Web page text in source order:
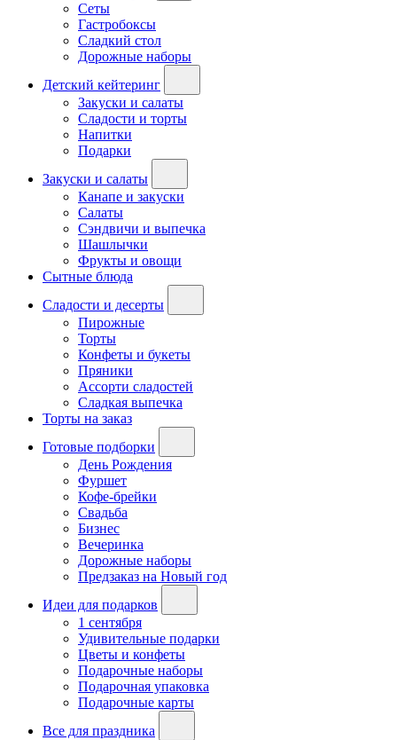
Сеты
Гастробоксы
Сладкий стол
Дорожные наборы
Детский кейтеринг
Закуски и салаты
Сладости и торты
Напитки
Подарки
Закуски и салаты
Канапе и закуски
Салаты
Сэндвичи и выпечка
Шашлычки
Фрукты и овощи
Сытные блюда
Сладости и десерты
Пирожные
Торты
Конфеты и букеты
Пряники
Ассорти сладостей
Сладкая выпечка
Торты на заказ
Готовые подборки
День Рождения
Фуршет
Кофе-брейки
Свадьба
Бизнес
Вечеринка
Дорожные наборы
Предзаказ на Новый год
Идеи для подарков
1 сентября
Удивительные подарки
Цветы и конфеты
Подарочные наборы
Подарочная упаковка
Подарочные карты
Все для праздника